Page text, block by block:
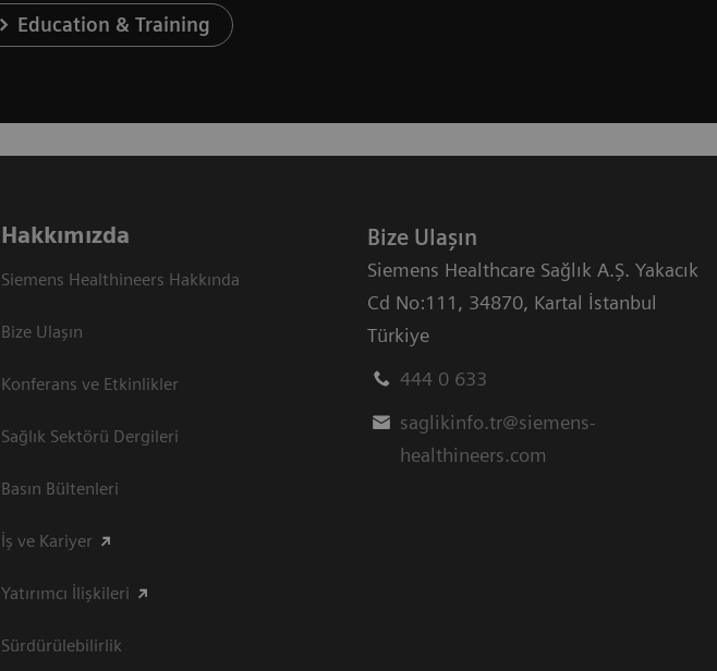
Education & Training
Hakkımızda
Siemens Healthineers Hakkında
Bize Ulaşın
Konferans ve Etkinlikler
Sağlık Sektörü Dergileri
Basın Bültenleri
İş ve Kariyer
Yatırımcı İlişkileri
Sürdürülebilirlik
Bize Ulaşın
Siemens Healthcare Sağlık A.Ş. Yakacık
Cd No:111, 34870, Kartal İstanbul
Türkiye
444 0 633
saglikinfo.tr@siemens-
healthineers.com